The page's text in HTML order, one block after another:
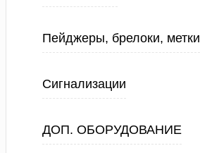
Пейджеры, брелоки, метки
Сигнализации
ДОП. ОБОРУДОВАНИЕ